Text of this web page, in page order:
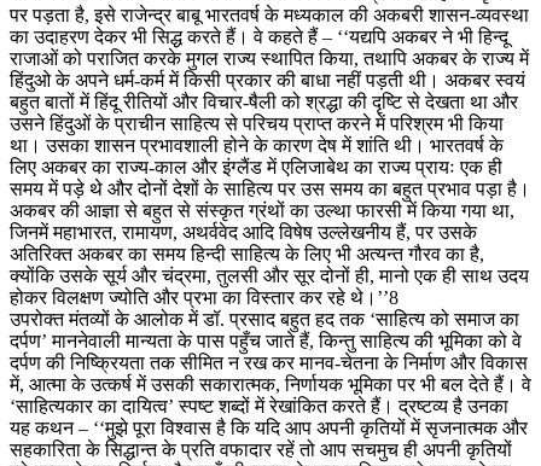
पर पड़ता है, इसे राजेन्द्र बाबू भारतवर्ष के मध्यकाल की अकबरी शासन-व्यवस्था
का उदाहरण देकर भी सिद्ध करते हैं। वे कहते हैं – ‘‘यद्यपि अकबर ने भी हिन्दू
राजाओं को पराजित करके मुगल राज्य स्थापित किया, तथापि अकबर के राज्य में
हिंदुओ के अपने धर्म-कर्म में किसी प्रकार की बाधा नहीं पड़ती थी। अकबर स्वयं
बहुत बातों में हिंदू रीतियों और विचार-षैली को श्रद्धा की दृष्टि से देखता था और
उसने हिंदुओं के प्राचीन साहित्य से परिचय प्राप्त करने में परिश्रम भी किया
था। उसका शासन प्रभावशाली होने के कारण देष में शांति थी। भारतवर्ष के
लिए अकबर का राज्य-काल और इंग्लैंड में एलिजाबेथ का राज्य प्रायः एक ही
समय में पड़े थे और दोनों देशों के साहित्य पर उस समय का बहुत प्रभाव पड़ा है।
अकबर की आज्ञा से बहुत से संस्कृत ग्रंथों का उल्था फारसी में किया गया था,
जिनमें महाभारत, रामायण, अथर्ववेद आदि विषेष उल्लेखनीय हैं, पर उसके
अतिरिक्त अकबर का समय हिन्दी साहित्य के लिए भी अत्यन्त गौरव का है,
क्योंकि उसके सूर्य और चंद्रमा, तुलसी और सूर दोनों ही, मानो एक ही साथ उदय
होकर विलक्षण ज्योति और प्रभा का विस्तार कर रहे थे।’’8
उपरोक्त मंतव्यों के आलोक में डॉ. प्रसाद बहुत हद तक ‘साहित्य को समाज का
दर्पण’ माननेवाली मान्यता के पास पहुँच जाते हैं, किन्तु साहित्य की भूमिका को वे
दर्पण की निष्क्रियता तक सीमित न रख कर मानव-चेतना के निर्माण और विकास
में, आत्मा के उत्कर्ष में उसकी सकारात्मक, निर्णायक भूमिका पर भी बल देते हैं। वे
‘साहित्यकार का दायित्व’ स्पष्ट शब्दों में रेखांकित करते हैं। द्रष्टव्य है उनका
यह कथन – ‘‘मुझे पूरा विश्वास है कि यदि आप अपनी कृतियों में सृजनात्मक और
सहकारिता के सिद्धान्त के प्रति वफादार रहें तो आप सचमुच ही अपनी कृतियों